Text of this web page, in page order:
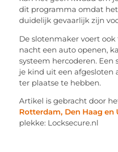
dit programma omdat
duidelijk gevaarlijk zijn
De slotenmaker voert
nacht een auto openen,
systeem hercoderen.
je kind uit een afgesloten
ter plaatse te hebben.
Artikel is gebracht door
Rotterdam, Den Haag en
plekke: Locksecure.nl